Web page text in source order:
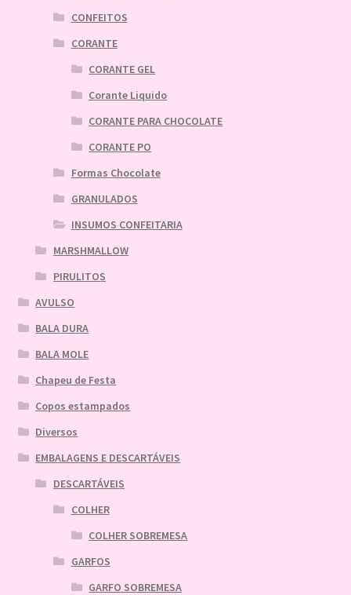
CONFEITOS
CORANTE
CORANTE GEL
Corante Liquido
CORANTE PARA CHOCOLATE
CORANTE PO
Formas Chocolate
GRANULADOS
INSUMOS CONFEITARIA
MARSHMALLOW
PIRULITOS
AVULSO
BALA DURA
BALA MOLE
Chapeu de Festa
Copos estampados
Diversos
EMBALAGENS E DESCARTÁVEIS
DESCARTÁVEIS
COLHER
COLHER SOBREMESA
GARFOS
GARFO SOBREMESA